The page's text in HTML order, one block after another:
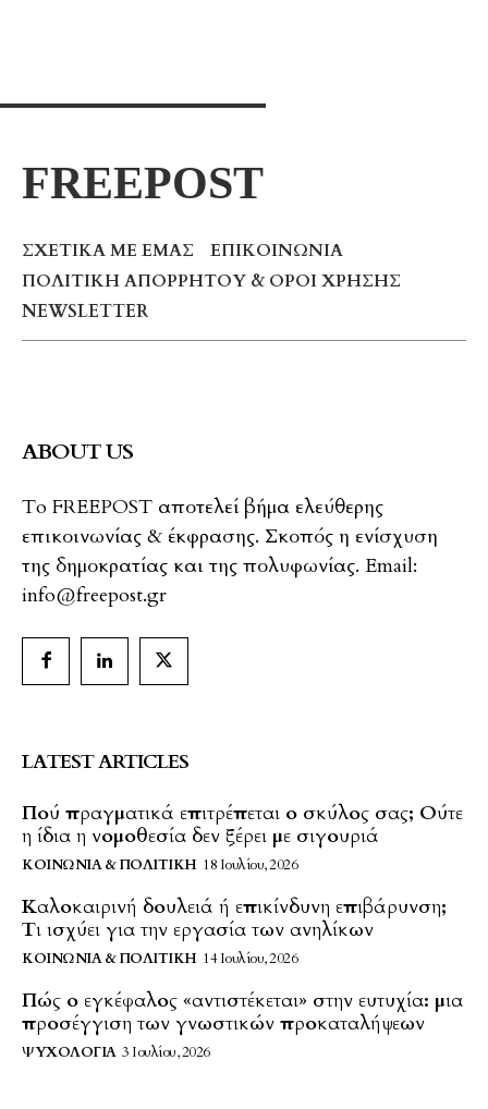
FREEPOST
ΣΧΕΤΙΚΆ ΜΕ ΕΜΆΣ
ΕΠΙΚΟΙΝΩΝΊΑ
ΠΟΛΙΤΙΚΉ ΑΠΟΡΡΉΤΟΥ & ΌΡΟΙ ΧΡΉΣΗΣ
NEWSLETTER
ABOUT US
To FREEPOST αποτελεί βήμα ελεύθερης
επικοινωνίας & έκφρασης. Σκοπός η ενίσχυση
της δημοκρατίας και της πολυφωνίας. Email:
info@freepost.gr
LATEST ARTICLES
Πού πραγματικά επιτρέπεται ο σκύλος σας; Ούτε
η ίδια η νομοθεσία δεν ξέρει με σιγουριά
ΚΟΙΝΩΝΊΑ & ΠΟΛΙΤΙΚΉ 18 Ιουλίου, 2026
Καλοκαιρινή δουλειά ή επικίνδυνη επιβάρυνση;
Τι ισχύει για την εργασία των ανηλίκων
ΚΟΙΝΩΝΊΑ & ΠΟΛΙΤΙΚΉ 14 Ιουλίου, 2026
Πώς ο εγκέφαλος «αντιστέκεται» στην ευτυχία: μια
προσέγγιση των γνωστικών προκαταλήψεων
ΨΥΧΟΛΟΓΊΑ 3 Ιουλίου, 2026